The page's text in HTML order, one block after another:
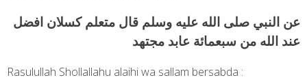
عن النبي صلى الله عليه وسلم قال متعلم كسلان افضل
عند الله من سبعمائة عابد مجتهد
Rasulullah Shollallahu alaihi wa sallam bersabda :